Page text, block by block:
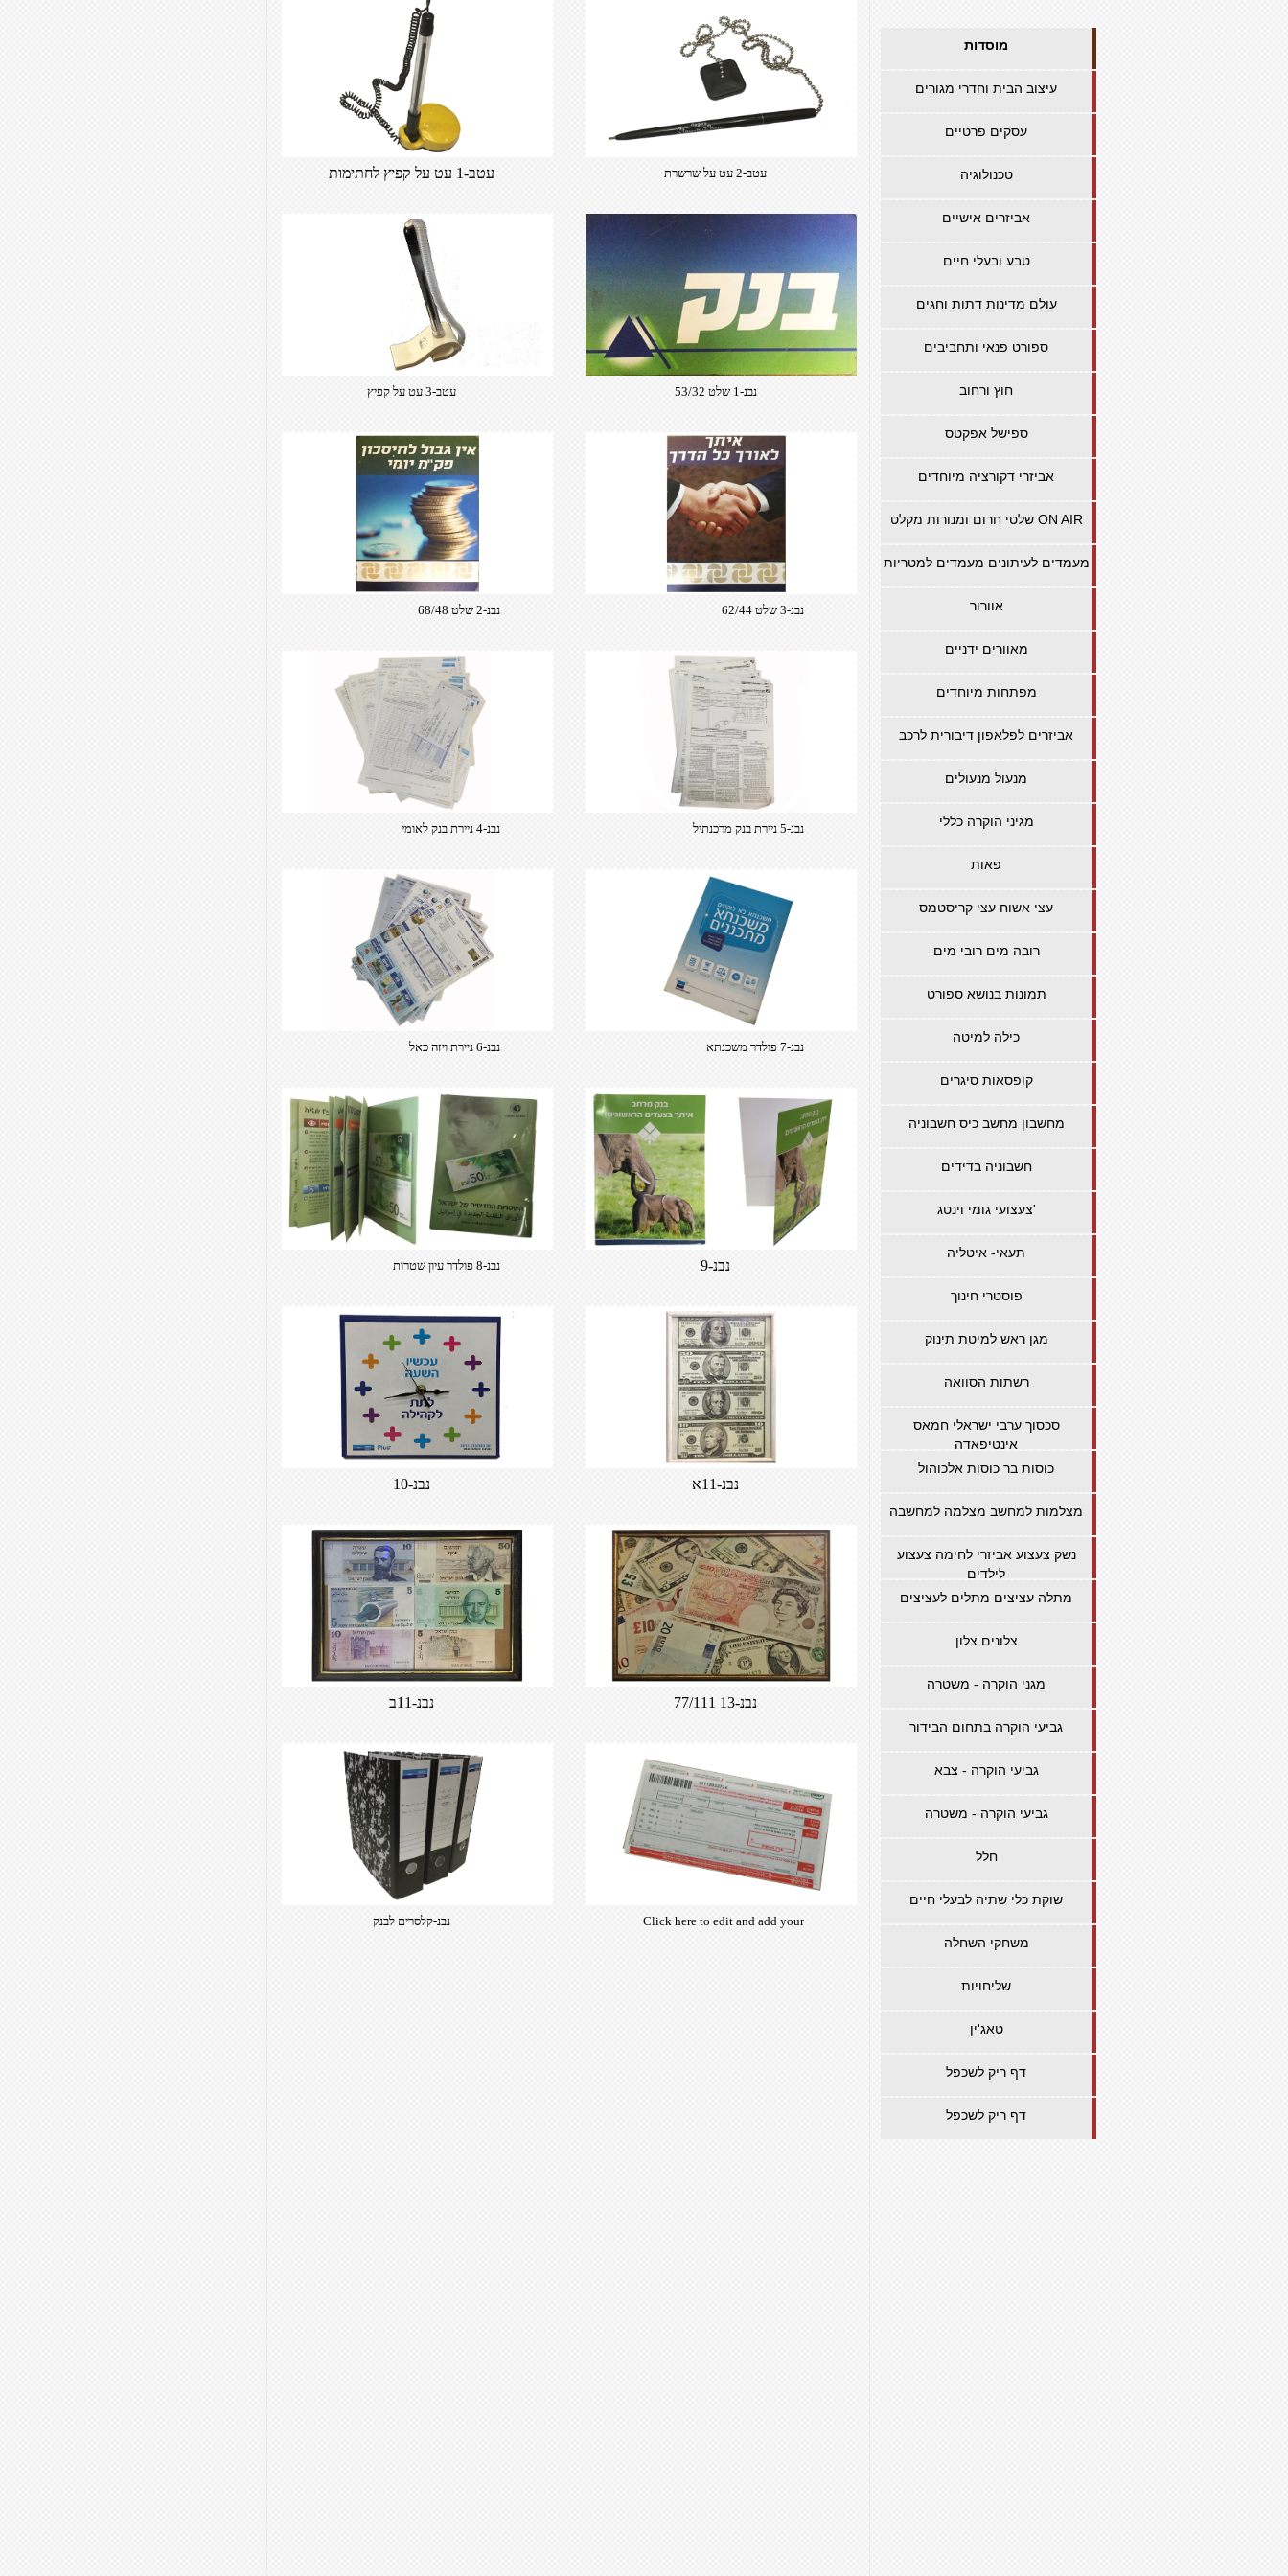
עטב-1 עט על קפיץ לחתימות עטב-2 עט על שרשרת
עטב-3 עט על קפיץ נבנ-1 שלט 53/32​
נבנ-2 שלט 68/48​ נבנ-3 שלט 62/44​
נבנ-4 ניירת בנק לאומי​ נבנ-5 ניירת בנק מרכנתיל​
נבנ-6 ניירת ויזה כאל​ נבנ-7 פולדר משכנתא​
נבנ-8 פולדר עיון שטרות​ נבנ-9
נבנ-10 נבנ-11א
נבנ-11ב נבנ-13 77/111
נבנ-קלסרים לבנק
Click here to edit and add your
מוסדות
עיצוב הבית וחדרי מגורים
עסקים פרטיים
טכנולוגיה
אביזרים אישיים
טבע ובעלי חיים
עולם מדינות דתות וחגים
ספורט פנאי ותחביבים
חוץ ורחוב
ספישל אפקטס
אביזרי דקורציה מיוחדים
שלטי חרום ומנורות מקלט ON AIR
מעמדים לעיתונים מעמדים למטריות
אוורור
מאוורים ידניים
מפתחות מיוחדים
אביזרים לפלאפון דיבורית לרכב
מנעול מנעולים
מגיני הוקרה כללי
פאות
עצי אשוח עצי קריסטמס
רובה מים רובי מים
תמונות בנושא ספורט
כילה למיטה
קופסאות סיגרים
מחשבון מחשב כיס חשבוניה
חשבוניה בדידים
צעצועי גומי וינטג'
תעאי- איטליה
פוסטרי חינוך
מגן ראש למיטת תינוק
רשתות הסוואה
סכסוך ערבי ישראלי חמאס
אינטיפאדה
כוסות בר כוסות אלכוהול
מצלמות למחשב מצלמה למחשבה
נשק צעצוע אביזרי לחימה צעצוע
לילדים
מתלה עציצים מתלים לעציצים
צלונים צלון
מגני הוקרה - משטרה
גביעי הוקרה בתחום הבידור
גביעי הוקרה - צבא
גביעי הוקרה - משטרה
חלל
שוקת כלי שתיה לבעלי חיים
משחקי השחלה
שליחויות
טאג'ין
דף ריק לשכפל
דף ריק לשכפל